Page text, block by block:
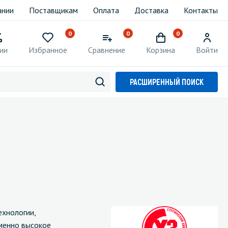
Поставщикам Оплата Доставка Контакты
0
Избранное
0
Сравнение
0
Корзина Войти
РАСШИРЕННЫЙ ПОИСК
высокое